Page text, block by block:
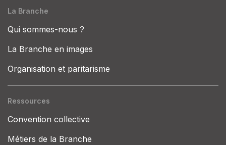
La Branche
Qui sommes-nous ?
La Branche en images
Organisation et paritarisme
Ressources
Convention collective
Métiers de la Branche